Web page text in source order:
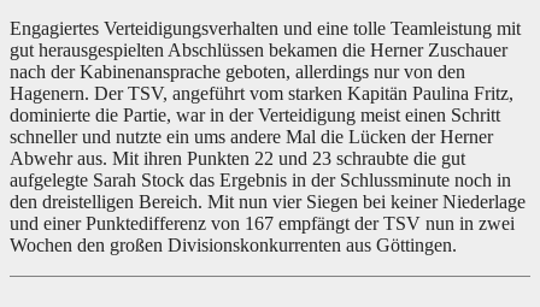
Engagiertes Verteidigungsverhalten und eine tolle Teamleistung mit
gut herausgespielten Abschlüssen bekamen die Herner Zuschauer
nach der Kabinenansprache geboten, allerdings nur von den
Hagenern. Der TSV, angeführt vom starken Kapitän Paulina Fritz,
dominierte die Partie, war in der Verteidigung meist einen Schritt
schneller und nutzte ein ums andere Mal die Lücken der Herner
Abwehr aus. Mit ihren Punkten 22 und 23 schraubte die gut
aufgelegte Sarah Stock das Ergebnis in der Schlussminute noch in
den dreistelligen Bereich. Mit nun vier Siegen bei keiner Niederlage
und einer Punktedifferenz von 167 empfängt der TSV nun in zwei
Wochen den großen Divisionskonkurrenten aus Göttingen.